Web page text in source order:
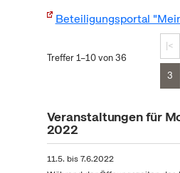
Beteiligungsportal
Treffer 1–10 von 36
|<
3
Veranstaltungen für
2022
11.5. bis7.6.2022